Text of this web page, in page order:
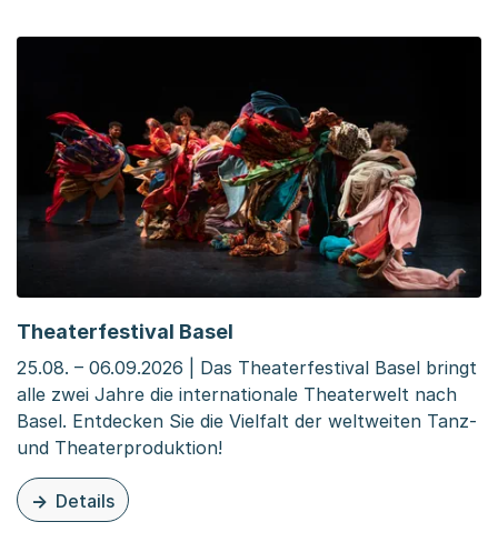
Theaterfestival Basel
25.08. – 06.09.2026 | Das Theaterfestival Basel bringt
alle zwei Jahre die internationale Theaterwelt nach
Basel. Entdecken Sie die Vielfalt der weltweiten Tanz-
und Theaterproduktion!
Details
zu dieser Veranstaltung: Theaterfestival Basel